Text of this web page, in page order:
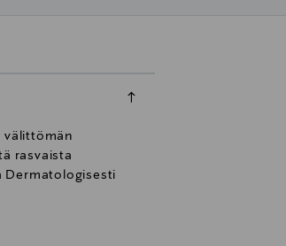
välittömän
rasvaista
Dermatologisesti